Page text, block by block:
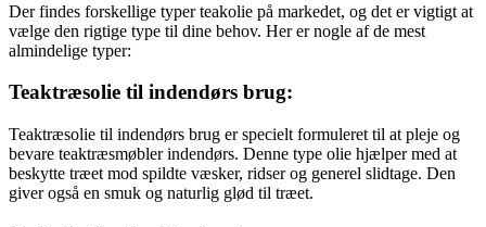
Der findes forskellige typer teakolie på markedet, og det er vigtigt at
vælge den rigtige type til dine behov. Her er nogle af de mest
almindelige typer:
Teaktræsolie til indendørs brug:
Teaktræsolie til indendørs brug er specielt formuleret til at pleje og
bevare teaktræsmøbler indendørs. Denne type olie hjælper med at
beskytte træet mod spildte væsker, ridser og generel slidtage. Den
giver også en smuk og naturlig glød til træet.